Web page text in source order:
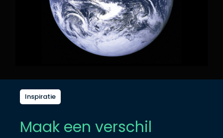
Inspiratie
Maak een verschil